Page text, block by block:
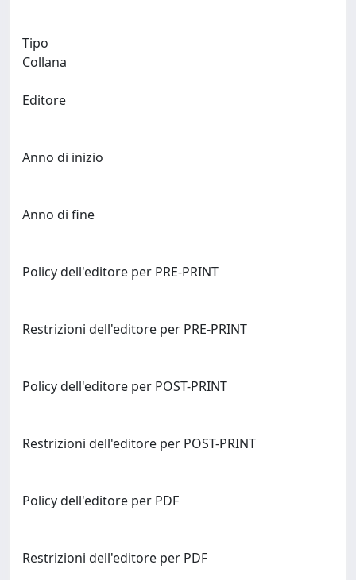
Tipo
Collana
Editore
Anno di inizio
Anno di fine
Policy dell'editore per PRE-PRINT
Restrizioni dell'editore per PRE-PRINT
Policy dell'editore per POST-PRINT
Restrizioni dell'editore per POST-PRINT
Policy dell'editore per PDF
Restrizioni dell'editore per PDF